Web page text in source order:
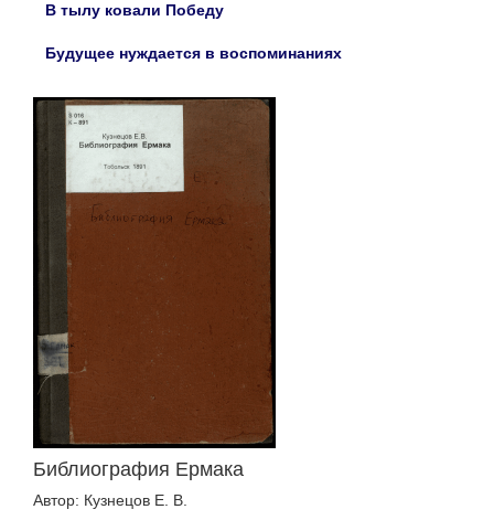
В тылу ковали Победу
Будущее нуждается в воспоминаниях
Библиография Ермака
Автор: Кузнецов Е. В.